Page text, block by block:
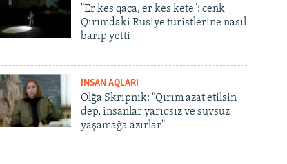
"Er kes qaça, er kes kete": cenk
Qırımdaki Rusiye turistlerine nasıl
barıp yetti
İNSAN AQLARI
Olğa Skrıpnık: "Qırım azat etilsin
dep, insanlar yarıqsız ve suvsuz
yaşamağa azırlar"